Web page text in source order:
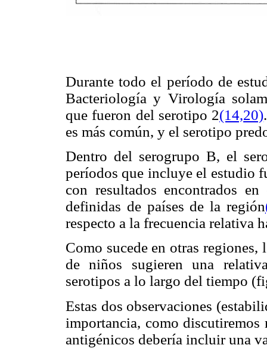
Durante todo el período de
Bacteriología y Virología
que fueron del serotipo 2(14,20)
es más común, y el serotipo
Dentro del serogrupo B, el
períodos que incluye el estudio
con resultados encontrados
definidas de países de la región
respecto a la frecuencia relativa
Como sucede en otras
de niños sugieren una
serotipos a lo largo del tiempo
Estas dos observaciones
importancia, como discutiremos
antigénicos debería incluir una